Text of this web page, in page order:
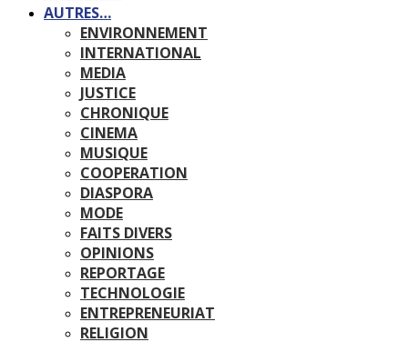
AUTRES…
ENVIRONNEMENT
INTERNATIONAL
MEDIA
JUSTICE
CHRONIQUE
CINEMA
MUSIQUE
COOPERATION
DIASPORA
MODE
FAITS DIVERS
OPINIONS
REPORTAGE
TECHNOLOGIE
ENTREPRENEURIAT
RELIGION